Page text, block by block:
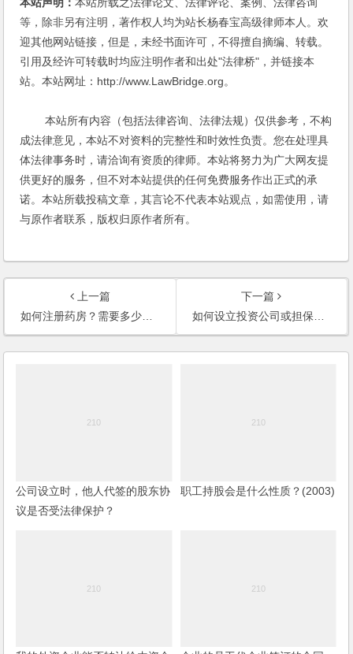
等，除非另有注明，著作权人均为站长杨春宝高级律师本人。欢
迎其他网站链接，但是，未经书面许可，不得擅自摘编、转载。
引用及经许可转载时均应注明作者和出处"法律桥"，并链接本
站。本站网址：http://www.LawBridge.org。
本站所有内容（包括法律咨询、法律法规）仅供参考，不构
成法律意见，本站不对资料的完整性和时效性负责。您在处理具
体法律事务时，请洽询有资质的律师。本站将努力为广大网友提
供更好的服务，但不对本站提供的任何免费服务作出正式的承
诺。本站所载投稿文章，其言论不代表本站观点，如需使用，请
与原作者联系，版权归原作者所有。
上一篇
如何注册药房？需要多少注册资本？(2006)
下一篇
如何设立投资公司或担保公司？(2006)
公司设立时，他人代签的股东协
议是否受法律保护？
职工持股会是什么性质？(2003)